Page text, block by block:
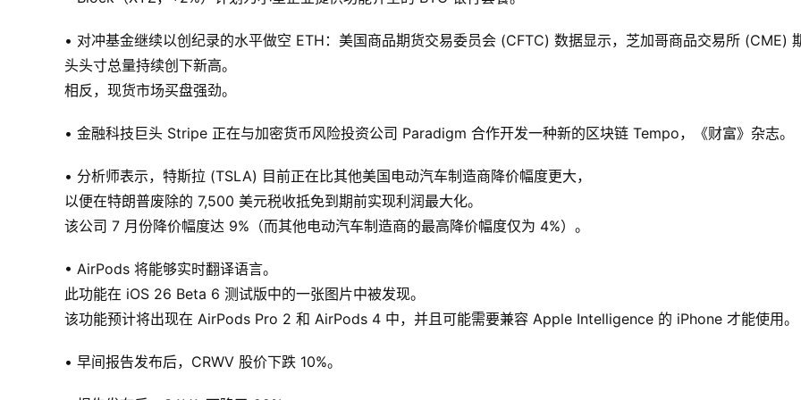
• 对冲基金继续以创纪录的水平做空 ETH：美国商品期货交易委员会 (CFTC) 数据显示，芝加哥商品交易所 (CME)
头头寸总量持续创下新高。
相反，现货市场买盘强劲。
• 金融科技巨头 Stripe 正在与加密货币风险投资公司 Paradigm 合作开发一种新的区块链 Tempo，《财富》杂志。
• 分析师表示，特斯拉 (TSLA) 目前正在比其他美国电动汽车制造商降价幅度更大，
以便在特朗普废除的 7,500 美元税收抵免到期前实现利润最大化。
该公司 7 月份降价幅度达 9%（而其他电动汽车制造商的最高降价幅度仅为 4%）。
• AirPods 将能够实时翻译语言。
此功能在 iOS 26 Beta 6 测试版中的一张图片中被发现。
该功能预计将出现在 AirPods Pro 2 和 AirPods 4 中，并且可能需要兼容 Apple Intelligence 的 iPhone 才能使用。
• 早间报告发布后，CRWV 股价下跌 10%。